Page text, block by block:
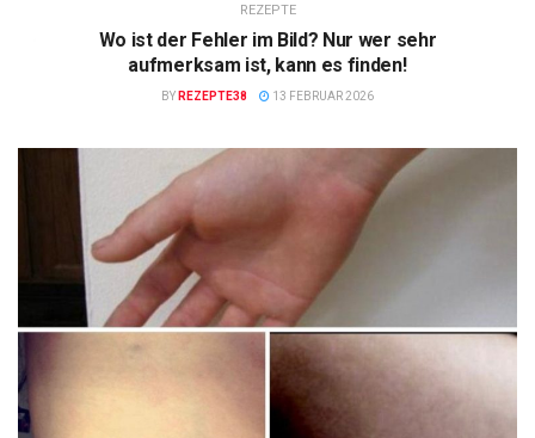
REZEPTE
Wo ist der Fehler im Bild? Nur wer sehr
aufmerksam ist, kann es finden!
BY REZEPTE38 13 FEBRUAR 2026